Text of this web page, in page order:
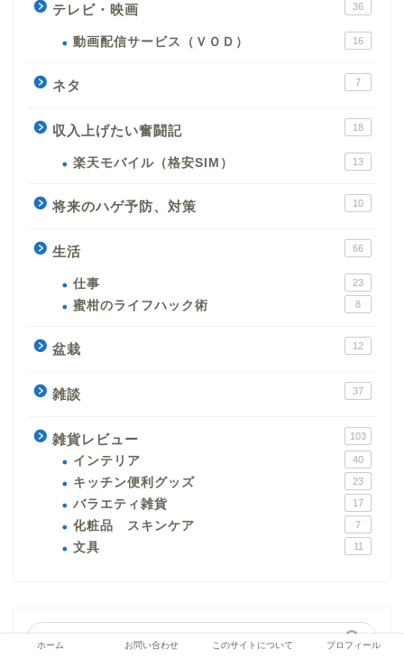
テレビ・映画 36
動画配信サービス（ＶＯＤ） 16
ネタ 7
収入上げたい奮闘記 18
楽天モバイル（格安SIM） 13
将来のハゲ予防、対策 10
生活 66
仕事 23
蜜柑のライフハック術 8
盆栽 12
雑談 37
雑貨レビュー 103
インテリア 40
キッチン便利グッズ 23
バラエティ雑貨 17
化粧品 スキンケア 7
文具 11
ホーム お問い合わせ このサイトについて プロフィール